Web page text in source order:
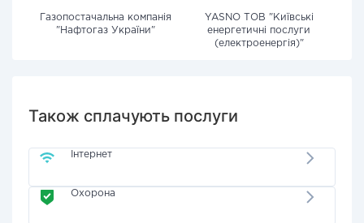
Газопостачальна компанія
"Нафтогаз України"
YASNO ТОВ "Київські
енергетичні послуги
(електроенергія)"
Також сплачують послуги
Інтернет
Охорона